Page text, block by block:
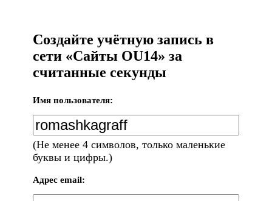
Создайте учётную запись в
сети «Сайты OU14» за
считанные секунды
Имя пользователя:
(Не менее 4 символов, только маленькие
буквы и цифры.)
Адрес email: